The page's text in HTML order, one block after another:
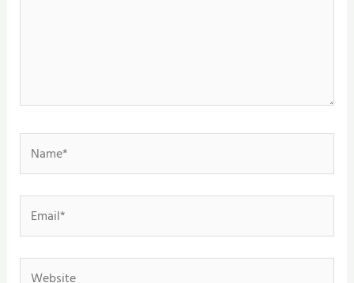
Name*
Email*
Website